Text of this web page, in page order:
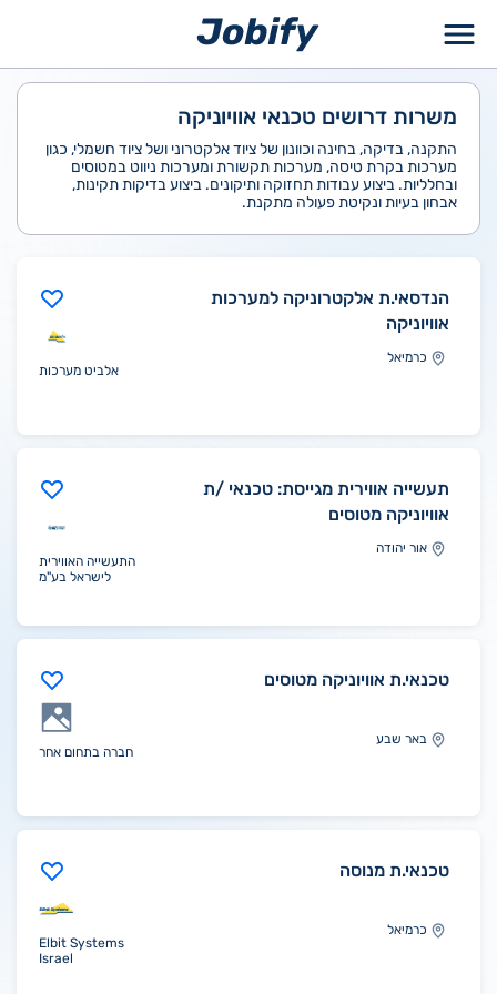
דילוג
משרות דרושים טכנאי אוויוניקה
התקנה, בדיקה, בחינה וכוונון של ציוד אלקטרוני ושל ציוד חשמלי, כגון
מערכות בקרת טיסה, מערכות תקשורת ומערכות ניווט במטוסים
ובחלליות. ביצוע עבודות תחזוקה ותיקונים. ביצוע בדיקות תקינות,
אבחון בעיות ונקיטת פעולה מתקנת.
הנדסאי.ת אלקטרוניקה למערכות
אוויוניקה
כרמיאל
אלביט מערכות
תעשייה אווירית מגייסת: טכנאי /ת
אוויוניקה מטוסים
אור יהודה
התעשייה האווירית
לישראל בע"מ
טכנאי.ת אוויוניקה מטוסים
באר שבע
חברה בתחום אחר
טכנאי.ת מנוסה
כרמיאל
Elbit Systems
Israel